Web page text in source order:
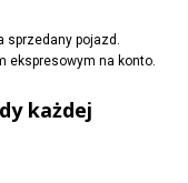
sprzedany pojazd.
ekspresowym na konto.
każdej